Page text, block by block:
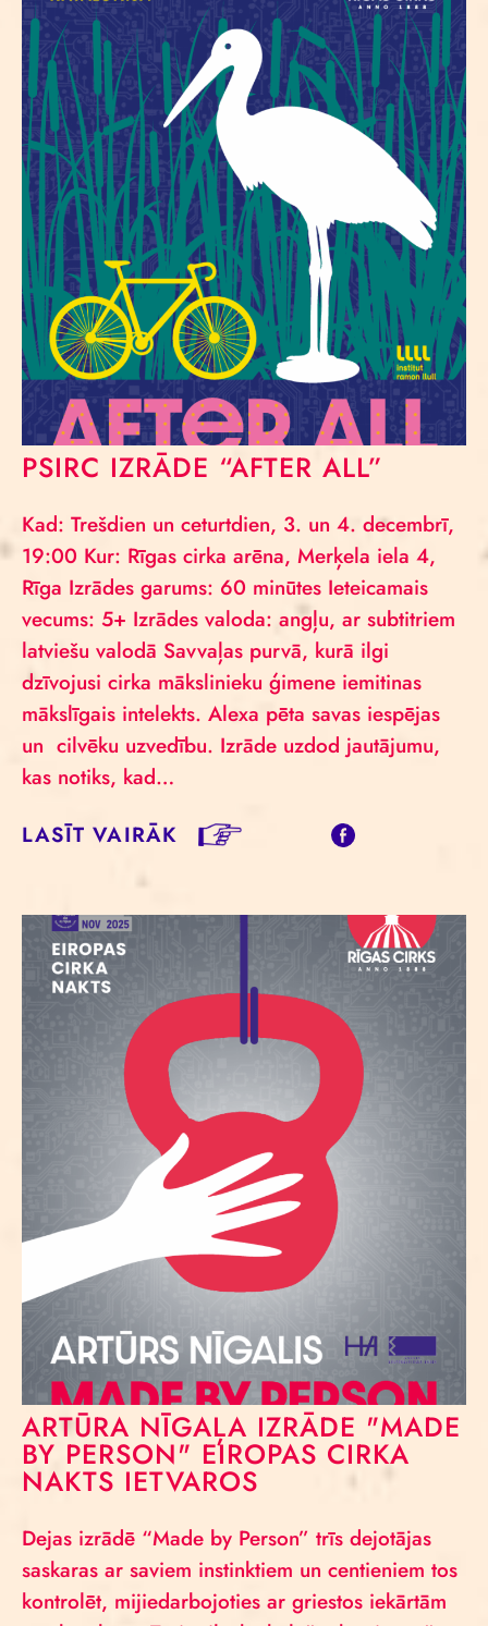
PSIRC IZRĀDE “AFTER ALL”
Kad: Trešdien un ceturtdien, 3. un 4. decembrī,
19:00 Kur: Rīgas cirka arēna, Merķela iela 4,
Rīga Izrādes garums: 60 minūtes Ieteicamais
vecums: 5+ Izrādes valoda: angļu, ar subtitriem
latviešu valodā Savvaļas purvā, kurā ilgi
dzīvojusi cirka mākslinieku ģimene iemitinas
mākslīgais intelekts. Alexa pēta savas iespējas
un cilvēku uzvedību. Izrāde uzdod jautājumu,
kas notiks, kad…
LASĪT VAIRĀK
ARTŪRA NĪGAĻA IZRĀDE "MADE
BY PERSON" EIROPAS CIRKA
NAKTS IETVAROS
Dejas izrādē “Made by Person” trīs dejotājas
saskaras ar saviem instinktiem un centieniem tos
kontrolēt, mijiedarbojoties ar griestos iekārtām